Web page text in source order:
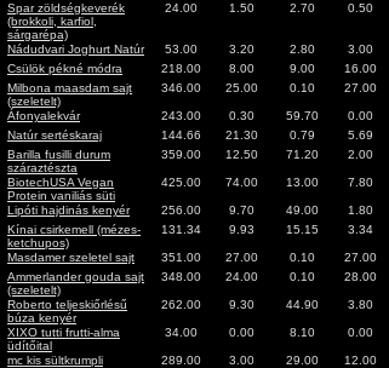
Spar zöldségkeverék
(brokkoli, karfiol,
sárgarépa)
24.00 1.50 2.70 0.50
Nádudvari Joghurt Natúr 53.00 3.20 2.80
3.00
Csülök pékné módra
218.00 8.00 9.00
16.00
Milbona maasdam sajt
(szeletelt)
346.00 25.00 0.10 27.00
Áfonyalekvár 243.00 0.30 59.70
0.00
Natúr sertéskaraj
144.66 21.30 0.79
5.69
Barilla fusilli durum
száraztészta
359.00 12.50 71.20 2.00
BiotechUSA Vegan
Protein vaniliás süti
425.00 74.00 13.00 7.80
Lipóti hajdinás kenyér 256.00 9.70 49.00
1.80
Kínai csirkemell (mézes-
ketchupos)
131.34 9.93 15.15 3.34
Masdamer szeletel sajt 351.00 27.00 0.10
27.00
Ammerlander gouda sajt
(szeletelt)
348.00 24.00 0.10 28.00
Roberto teljeskiőrlésű
búza kenyér
262.00 9.30 44.90 3.80
XIXO tutti frutti-alma
üdítőital
34.00 0.00 8.10 0.00
mc kis sültkrumpli 289.00 3.00 29.00
12.00